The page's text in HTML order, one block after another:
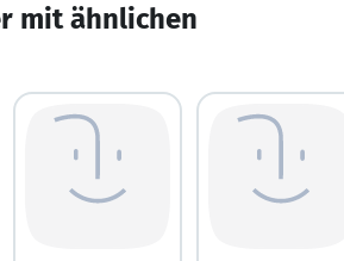
mit ähnlichen